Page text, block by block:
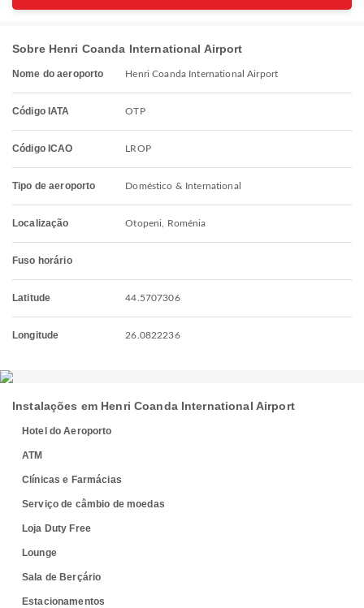
Sobre Henri Coanda International Airport
Nome do aeroporto Henri Coanda International Airport
Código IATA OTP
Código ICAO LROP
Tipo de aeroporto Doméstico & International
Localização Otopeni, Roménia
Fuso horário
Latitude 44.5707306
Longitude 26.0822236
Instalações em Henri Coanda International Airport
Hotel do Aeroporto
ATM
Clínicas e Farmácias
Serviço de câmbio de moedas
Loja Duty Free
Lounge
Sala de Berçário
Estacionamentos